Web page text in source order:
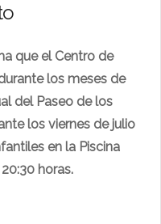
que el Centro de
los meses de
del Paseo de los
los viernes de julio
en la Piscina
horas.